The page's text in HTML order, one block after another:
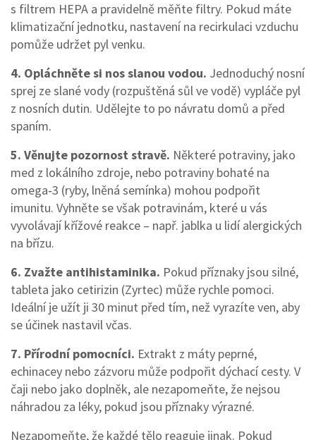
s filtrem HEPA a pravidelně měňte filtry. Pokud máte
klimatizační jednotku, nastavení na recirkulaci vzduchu
pomůže udržet pyl venku.
4. Opláchněte si nos slanou vodou. Jednoduchý nosní
sprej ze slané vody (rozpuštěná sůl ve vodě) vypláče pyl
z nosních dutin. Udělejte to po návratu domů a před
spaním.
5. Věnujte pozornost stravě. Některé potraviny, jako
med z lokálního zdroje, nebo potraviny bohaté na
omega‑3 (ryby, lněná semínka) mohou podpořit
imunitu. Vyhněte se však potravinám, které u vás
vyvolávají křížové reakce – např. jablka u lidí alergických
na břízu.
6. Zvažte antihistaminika. Pokud příznaky jsou silné,
tableta jako cetirizin (Zyrtec) může rychle pomoci.
Ideální je užít ji 30 minut před tím, než vyrazíte ven, aby
se účinek nastavil včas.
7. Přírodní pomocníci. Extrakt z máty peprné,
echinacey nebo zázvoru může podpořit dýchací cesty. V
čaji nebo jako doplněk, ale nezapomeňte, že nejsou
náhradou za léky, pokud jsou příznaky výrazné.
Nezapomeňte, že každé tělo reaguje jinak. Pokud